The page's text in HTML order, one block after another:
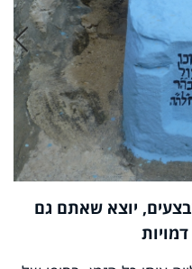
יוצא שאתם גם